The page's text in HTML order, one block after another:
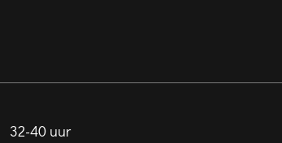
32-40 uur